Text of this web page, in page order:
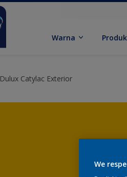
Warna Produk
Dulux Catylac Exterior
We